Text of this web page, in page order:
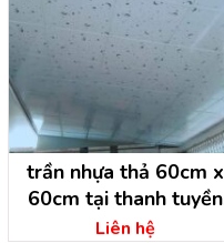
trần nhựa thả 60cm x
60cm tại thanh tuyền
dầu tiếng – bình dương
Liên hệ